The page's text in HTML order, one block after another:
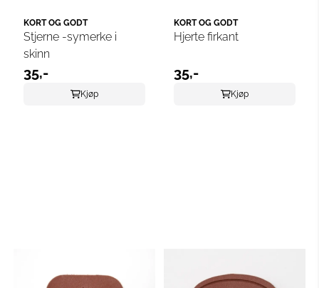
KORT OG GODT
Stjerne -symerke i
skinn
35,-
Kjøp
KORT OG GODT
Hjerte firkant
35,-
Kjøp